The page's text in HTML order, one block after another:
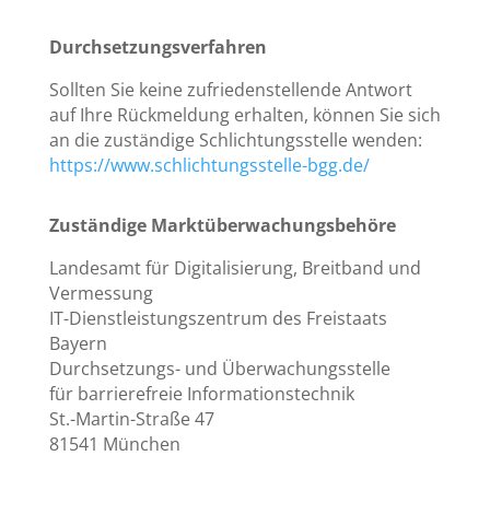
Durchsetzungsverfahren
Sollten Sie keine zufriedenstellende Antwort
auf Ihre Rückmeldung erhalten, können Sie sich
an die zuständige Schlichtungsstelle wenden:
https://www.schlichtungsstelle-bgg.de/
Zuständige Marktüberwachungsbehöre
Landesamt für Digitalisierung, Breitband und
Vermessung
IT-Dienstleistungszentrum des Freistaats
Bayern
Durchsetzungs- und Überwachungsstelle
für barrierefreie Informationstechnik
St.-Martin-Straße 47
81541 München